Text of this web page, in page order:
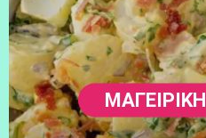
ΜΑΓΕΙΡΙΚΗ